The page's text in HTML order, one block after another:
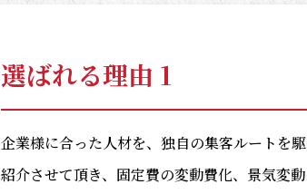
選ばれる理由 1
企業様に合った人材を、独自の集客ルートを
紹介させて頂き、固定費の変動費化、景気変